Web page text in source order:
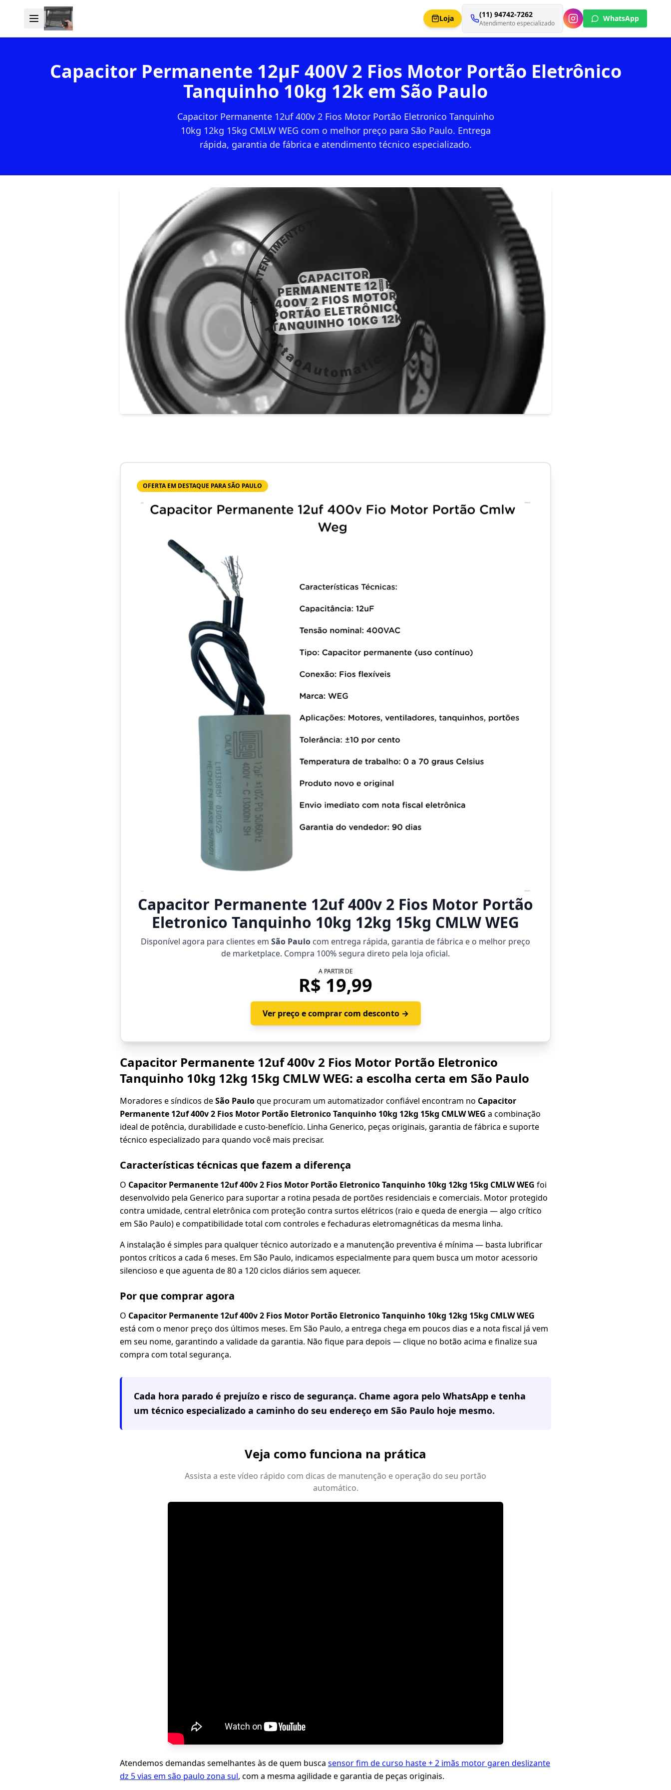
Loja (11) 94742-7262
Atendimento especializado
WhatsApp
Capacitor Permanente 12µF 400V 2 Fios Motor Portão Eletrônico
Tanquinho 10kg 12k em São Paulo
Capacitor Permanente 12uf 400v 2 Fios Motor Portão Eletronico Tanquinho
10kg 12kg 15kg CMLW WEG com o melhor preço para São Paulo. Entrega
rápida, garantia de fábrica e atendimento técnico especializado.
OFERTA EM DESTAQUE PARA SÃO PAULO
Capacitor Permanente 12uf 400v 2 Fios Motor Portão
Eletronico Tanquinho 10kg 12kg 15kg CMLW WEG
Disponível agora para clientes em São Paulo com entrega rápida, garantia de fábrica e o melhor preço
de marketplace. Compra 100% segura direto pela loja oficial.
A PARTIR DE
R$ 19,99
Ver preço e comprar com desconto →
Capacitor Permanente 12uf 400v 2 Fios Motor Portão Eletronico
Tanquinho 10kg 12kg 15kg CMLW WEG: a escolha certa em São Paulo
Moradores e síndicos deSão Pauloque procuram um automatizador confiável encontram no Capacitor
Permanente 12uf 400v 2 Fios Motor Portão Eletronico Tanquinho 10kg 12kg 15kg CMLW WEG a combinação
ideal de potência, durabilidade e custo-benefício. Linha Generico, peças originais, garantia de fábrica e suporte
técnico especializado para quando você mais precisar.
Características técnicas que fazem a diferença
O Capacitor Permanente 12uf 400v 2 Fios Motor Portão Eletronico Tanquinho 10kg 12kg 15kg CMLW WEG foi
desenvolvido pela Generico para suportar a rotina pesada de portões residenciais e comerciais. Motor protegido
contra umidade, central eletrônica com proteção contra surtos elétricos (raio e queda de energia — algo crítico
em São Paulo) e compatibilidade total com controles e fechaduras eletromagnéticas da mesma linha.
A instalação é simples para qualquer técnico autorizado e a manutenção preventiva é mínima — basta lubrificar
pontos críticos a cada 6 meses. Em São Paulo, indicamos especialmente para quem busca um motor acessorio
silencioso e que aguenta de 80 a 120 ciclos diários sem aquecer.
Por que comprar agora
O Capacitor Permanente 12uf 400v 2 Fios Motor Portão Eletronico Tanquinho 10kg 12kg 15kg CMLW WEG
está com o menor preço dos últimos meses. Em São Paulo, a entrega chega em poucos dias e a nota fiscal já vem
em seu nome, garantindo a validade da garantia. Não fique para depois — clique no botão acima e finalize sua
compra com total segurança.
Cada hora parado é prejuízo e risco de segurança. Chame agora pelo WhatsApp e tenha
um técnico especializado a caminho do seu endereço em São Paulo hoje mesmo.
Veja como funciona na prática
Assista a este vídeo rápido com dicas de manutenção e operação do seu portão
automático.
Atendemos demandas semelhantes às de quem busca sensor fim de curso haste + 2 imãs motor garen deslizante
dz 5 vias em são paulo zona sul, com a mesma agilidade e garantia de peças originais.